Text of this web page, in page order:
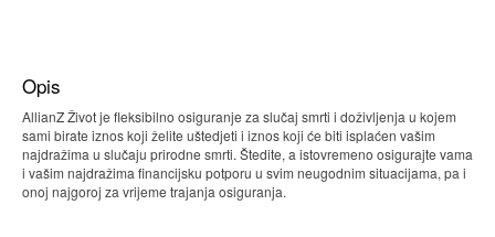
Opis
AllianZ Život je fleksibilno osiguranje za slučaj smrti i doživljenja u kojem
sami birate iznos koji želite uštedjeti i iznos koji će biti isplaćen vašim
najdražima u slučaju prirodne smrti. Štedite, a istovremeno osigurajte vama
i vašim najdražima financijsku potporu u svim neugodnim situacijama, pa i
onoj najgoroj za vrijeme trajanja osiguranja.